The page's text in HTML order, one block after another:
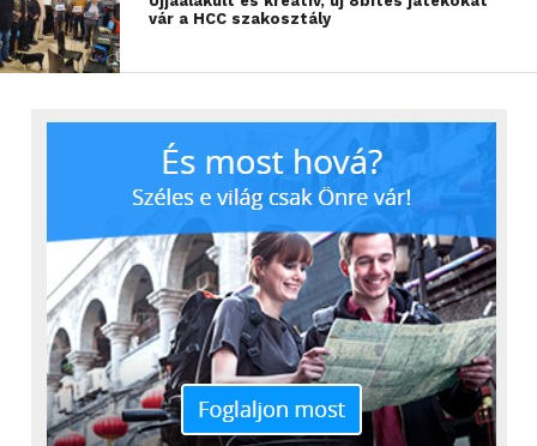
Az évek során újra és újra előkerült a Metroid Dread
neve különböző módokon, azonban belsős
információk alapján arról lehetett hallani, hogy a
projekt csak tengődik és valójában nem igazán halad
semerre. Eközben a 2010-ben megjelent új rész, a
Metroid: Other M langyosabb fogadtatásra talált, így
a rajongók egyre hangosabbá váltak: szerették volna,
ha a sorozar visszatér a gyökereihez.
vár a HCC szakosztály